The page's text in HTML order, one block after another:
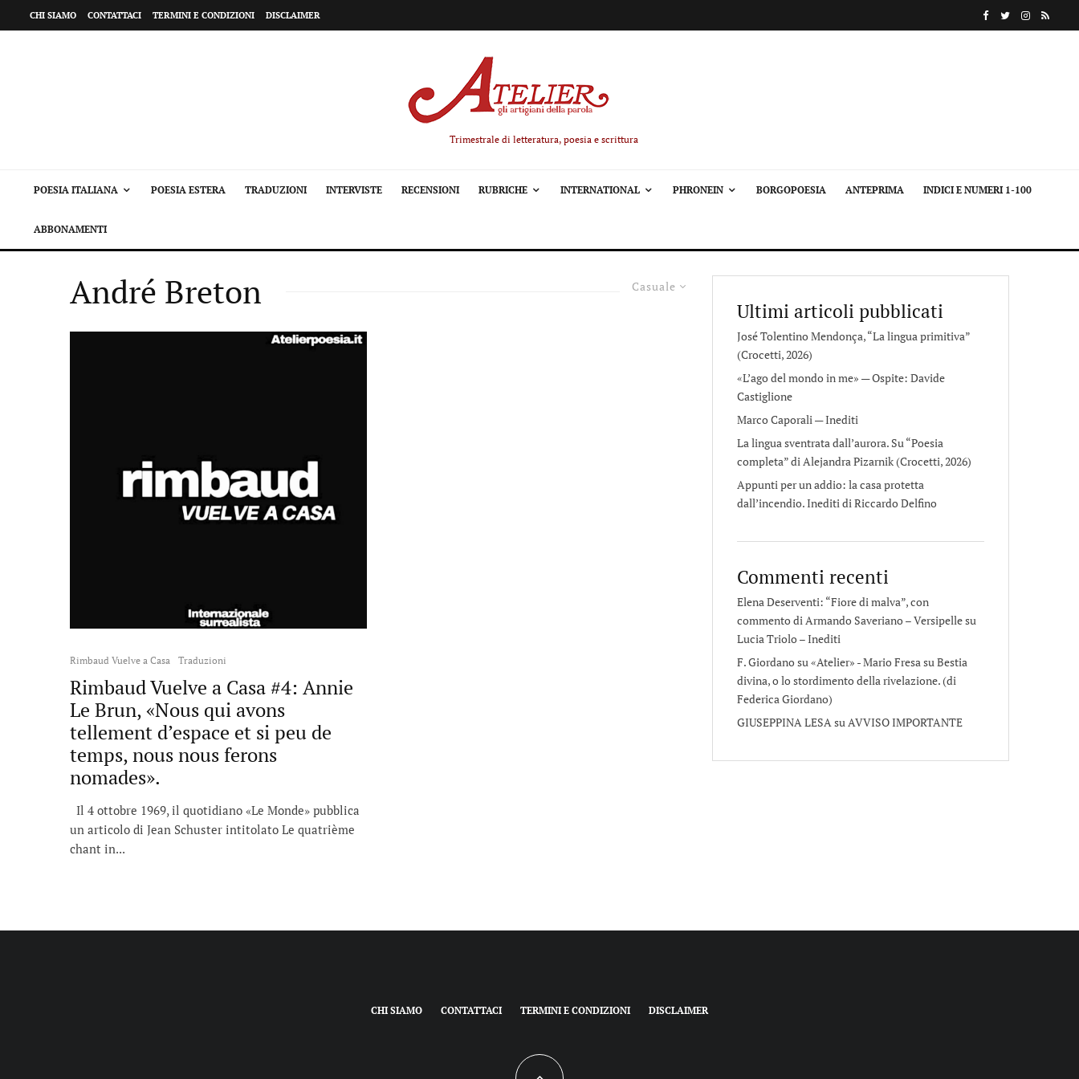
CHI SIAMO CONTATTACI TERMINI E CONDIZIONI DISCLAIMER
Trimestrale di letteratura, poesia e scrittura
POESIA ITALIANA POESIA ESTERA TRADUZIONI INTERVISTE RECENSIONI RUBRICHE INTERNATIONAL PHRONEIN BORGOPOESIA ANTEPRIMA INDICI E NUMERI 1-100
ABBONAMENTI
Casuale
André Breton
Rimbaud Vuelve a Casa Traduzioni
Rimbaud Vuelve a Casa #4: Annie
Le Brun, «Nous qui avons
tellement d’espace et si peu de
temps, nous nous ferons
nomades».
Il 4 ottobre 1969, il quotidiano «Le Monde» pubblica
un articolo di Jean Schuster intitolato Le quatrième
chant in...
Ultimi articoli pubblicati
José Tolentino Mendonça, “La lingua primitiva”
(Crocetti, 2026)
«L’ago del mondo in me» — Ospite: Davide
Castiglione
Marco Caporali — Inediti
La lingua sventrata dall’aurora. Su “Poesia
completa” di Alejandra Pizarnik (Crocetti, 2026)
Appunti per un addio: la casa protetta
dall’incendio. Inediti di Riccardo Delfino
Commenti recenti
Elena Deserventi: “Fiore di malva”, con
commento di Armando Saveriano – Versipellesu
Lucia Triolo – Inediti
F. Giordano su «Atelier» - Mario FresasuBestia
divina, o lo stordimento della rivelazione. (di
Federica Giordano)
GIUSEPPINA LESAsuAVVISO IMPORTANTE
CHI SIAMO CONTATTACI TERMINI E CONDIZIONI DISCLAIMER